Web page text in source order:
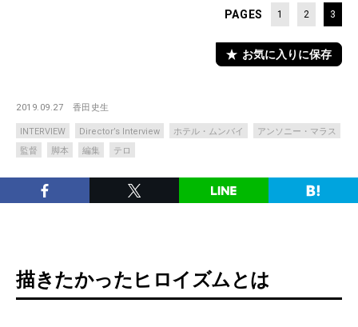
PAGES 1 2 3
お気に入りに保存
2019.09.27 香田史生
INTERVIEW Director’s Interview ホテル・ムンバイ
アンソニー・マラス
監督
脚本 編集 テロ
描きたかったヒロイズムとは